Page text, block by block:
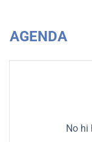
AGENDA
No hi